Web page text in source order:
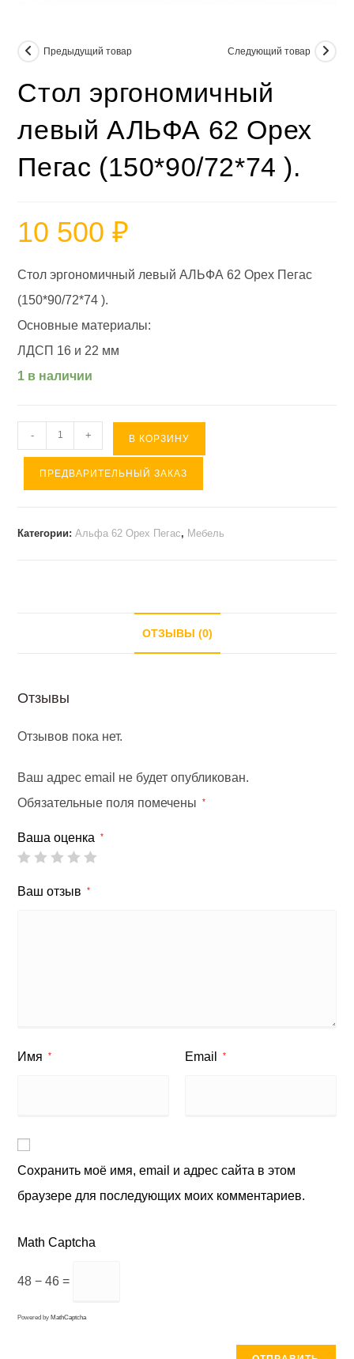
Предыдущий товар Следующий товар
Стол эргономичный
левый АЛЬФА 62 Орех
Пегас (150*90/72*74 ).
10 500₽
Стол эргономичный левый АЛЬФА 62 Орех Пегас
(150*90/72*74 ).
Основные материалы:
ЛДСП 16 и 22 мм
1 в наличии
Количество
товара
Стол
АЛЬФА
- + В КОРЗИНУ
ПРЕДВАРИТЕЛЬНЫЙ ЗАКАЗ
Категории:Альфа 62 Орех Пегас, Мебель
ОТЗЫВЫ (0)
Отзывы
Отзывов пока нет.
Ваш адрес email не будет опубликован.
Обязательные поля помечены
*
Ваша оценка *
Ваш отзыв *
Имя * Email *
Сохранить моё имя, email и адрес сайта в этом
браузере для последующих моих комментариев.
Math Captcha
48 − 46 =
Powered by MathCaptcha